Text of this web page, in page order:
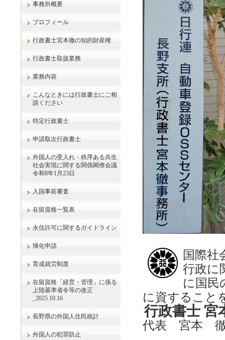
国際社
行政に
に国民
に資すること
行政書士 宮
代表 宮本 徹
事務所概要
プロフィール
行政書士宮本徹の知的財産権
行政書士取扱業務
業務内容
こんなときには行政書士にご相
談ください
特定行政書士
申請取次行政書士
外国人の受入れ・秩序ある共生
社会実現に関する関係閣僚会議
令和8年1月23日
入国事前審査
在留資格一覧表
永住許可に関するガイドライン
帰化申請
育成就労制度
在留資格「経営・管理」に係る
上陸基準省令等の改正
_2025.10.16
長野県の外国人住民統計
外国人の犯罪防止